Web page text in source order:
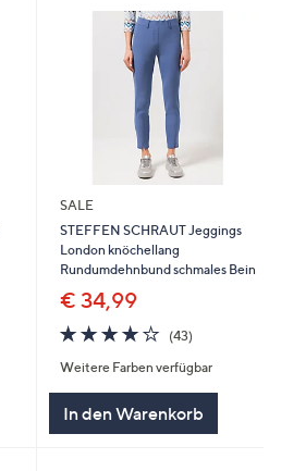
SALE
STEFFEN SCHRAUT Jeggings
London knöchellang
Rundumdehnbund schmales Bein
€ 34,99
4.0
von
5
(43)43
Weitere Farben verfügbar
In den Warenkorb